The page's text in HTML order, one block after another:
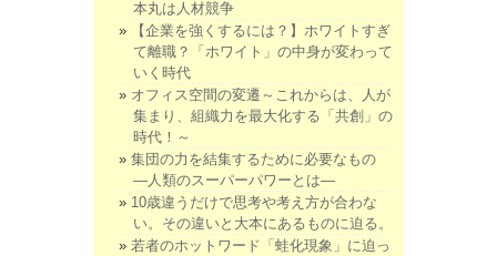
本丸は人材競争
【企業を強くするには？】ホワイトすぎ
て離職？「ホワイト」の中身が変わって
いく時代
オフィス空間の変遷～これからは、人が
集まり、組織力を最大化する「共創」の
時代！～
集団の力を結集するために必要なもの
―人類のスーパーパワーとは―
10歳違うだけで思考や考え方が合わな
い。その違いと大本にあるものに迫る。
若者のホットワード「蛙化現象」に迫っ